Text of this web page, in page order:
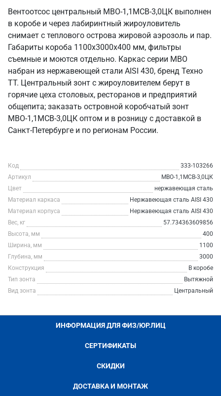
Вентоотсос центральный МВО-1,1МСВ-3,0ЦК выполнен
в коробе и через лабиринтный жироуловитель
снимает с теплового острова жировой аэрозоль и пар.
Габариты короба 1100х3000х400 мм, фильтры
съемные и моются отдельно. Каркас серии МВО
набран из нержавеющей стали AISI 430, бренд Техно
ТТ. Центральный зонт с жироуловителем берут в
горячие цеха столовых, ресторанов и предприятий
общепита; заказать островной коробчатый зонт
МВО-1,1МСВ-3,0ЦК оптом и в розницу с доставкой в
Санкт‑Петербурге и по регионам России.
Код
333-103266
Артикул
МВО-1,1МСВ-3,0ЦК
Цвет
нержавеющая сталь
Материал каркаса
Нержавеющая сталь AISI 430
Материал корпуса
Нержавеющая сталь AISI 430
Вес, кг
57.734363609856
Высота, мм
400
Ширина, мм
1100
Глубина, мм
3000
Конструкция
В коробе
Тип зонта
Вытяжной
Вид зонта
Центральный
ИНФОРМАЦИЯ ДЛЯ ФИЗ/ЮР.ЛИЦ
СЕРТИФИКАТЫ
СКИДКИ
ДОСТАВКА И МОНТАЖ